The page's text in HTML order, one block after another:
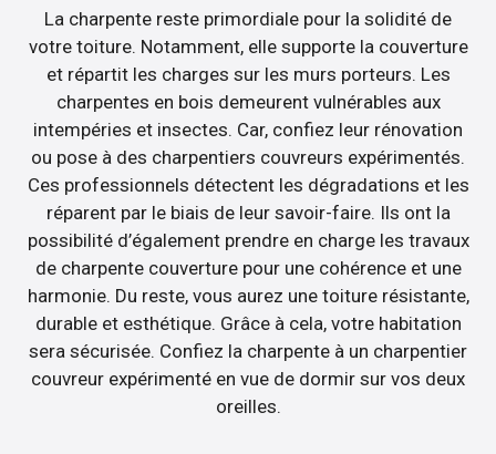
La charpente reste primordiale pour la solidité de
votre toiture. Notamment, elle supporte la couverture
et répartit les charges sur les murs porteurs. Les
charpentes en bois demeurent vulnérables aux
intempéries et insectes. Car, confiez leur rénovation
ou pose à des charpentiers couvreurs expérimentés.
Ces professionnels détectent les dégradations et les
réparent par le biais de leur savoir-faire. Ils ont la
possibilité d’également prendre en charge les travaux
de charpente couverture pour une cohérence et une
harmonie. Du reste, vous aurez une toiture résistante,
durable et esthétique. Grâce à cela, votre habitation
sera sécurisée. Confiez la charpente à un charpentier
couvreur expérimenté en vue de dormir sur vos deux
oreilles.